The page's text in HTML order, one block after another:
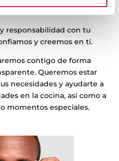
responsabilidad con tu
y creemos en ti.
contigo de forma
Queremos estar
necesidades y ayudarte a
en la cocina, así como a
momentos especiales.